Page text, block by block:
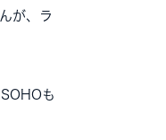
が、ラ
も